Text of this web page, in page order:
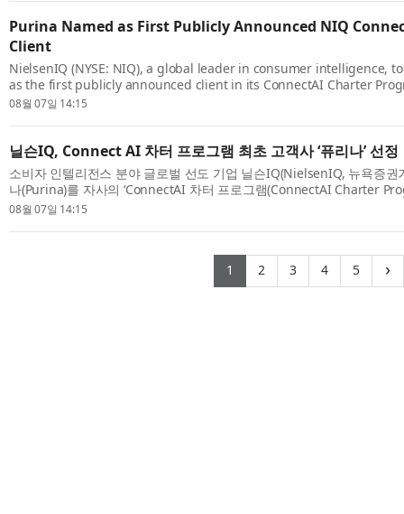
Purina Named as First Publicly Announced NIQ
Client
NielsenIQ (NYSE: NIQ), a global leader in consumer intelligence,
as the first publicly announced client in its ConnectAI Charter
announcement follows NIQ’s launch of the program with five
08월 07일 14:15
닐슨IQ, Connect AI 차터 프로그램 최초 고객사 ‘퓨리나’ 선정
소비자 인텔리전스 분야 글로벌 선도 기업 닐슨IQ(NielsenIQ, 뉴욕증권
나(Purina)를 자사의 ‘ConnectAI 차터 프로그램(ConnectAI Charter
사로 선정했다고 발표했다. 이번 발표는 닐슨IQ가 퍼스널케어, 펫케어,
08월 07일 14:15
1 (current)
2(current)
3(current)
4(current)
5 ›